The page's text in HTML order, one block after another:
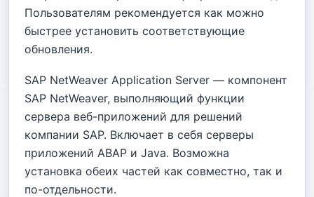
Пользователям рекомендуется как можно
быстрее установить соответствующие
обновления.
SAP NetWeaver Application Server — компонент
SAP NetWeaver, выполняющий функции
сервера веб-приложений для решений
компании SAP. Включает в себя серверы
приложений ABAP и Java. Возможна
установка обеих частей как совместно, так и
по-отдельности.